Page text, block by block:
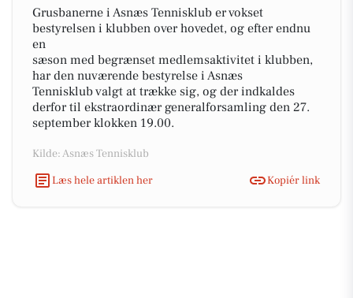
Grusbanerne i Asnæs Tennisklub er vokset
bestyrelsen i klubben over hovedet, og efter endnu
en
sæson med begrænset medlemsaktivitet i klubben,
har den nuværende bestyrelse i Asnæs
Tennisklub valgt at trække sig, og der indkaldes
derfor til ekstraordinær generalforsamling den 27.
september klokken 19.00.
Kilde: Asnæs Tennisklub
Læs hele artiklen her
Kopiér link